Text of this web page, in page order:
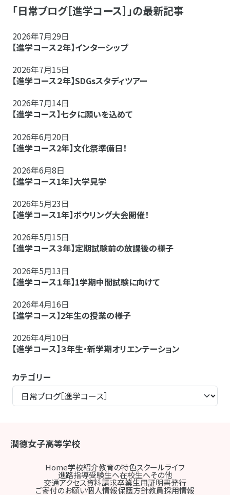
「日常ブログ［進学コース］」の最新記事
2026年7月29日
【進学コース２年】インターシップ
2026年7月15日
【進学コース２年】SDGsスタディツアー
2026年7月14日
【進学コース】七夕に願いを込めて
2026年6月20日
【進学コース2年】文化祭準備日！
2026年6月8日
【進学コース1年】大学見学
2026年5月23日
【進学コース1年】ボウリング大会開催！
2026年5月15日
【進学コース３年】定期試験前の放課後の様子
2026年5月13日
【進学コース１年】1学期中間試験に向けて
2026年4月16日
【進学コース】2年生の授業の様子
2026年4月10日
【進学コース】３年生・新学期オリエンテーション
カテゴリー
潤徳女子高等学校
Home学校紹介教育の特色スクールライフ
進路指導受験生へ在校生へその他
交通アクセス資料請求卒業生用証明書発行
ご寄付のお願い個人情報保護方針教員採用情報